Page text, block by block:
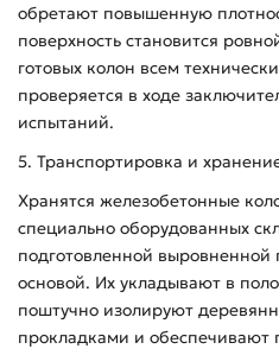
обретают повышенную
поверхность становится
готовых колон всем
проверяется в ходе
испытаний.
5. Транспортировка и
Хранятся железобетонные
специально оборудованных
подготовленной
основой. Их укладывают в
поштучно изолируют
прокладками и обеспечивают